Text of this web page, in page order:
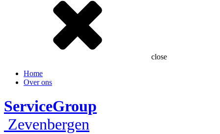
close
Home
Over ons
ServiceGroup
Zevenbergen